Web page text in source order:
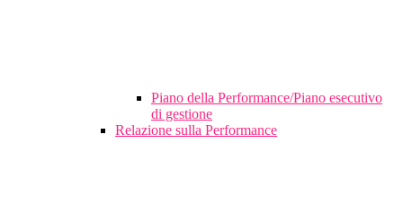
Piano della Performance/Piano esecutivo
di gestione
Relazione sulla Performance